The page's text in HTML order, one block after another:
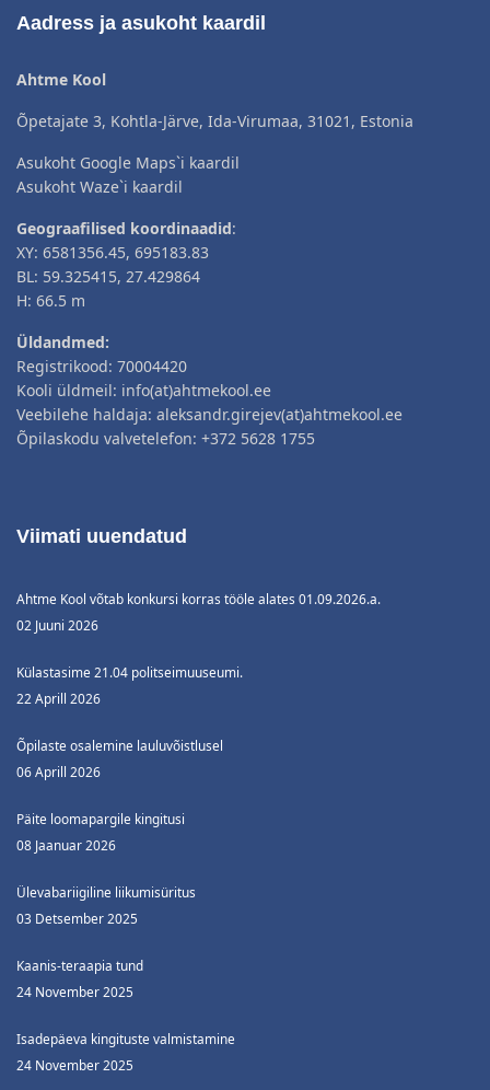
Aadress ja asukoht kaardil
Ahtme Kool
Õpetajate 3, Kohtla-Järve, Ida-Virumaa, 31021, Estonia
Asukoht Google Maps`i kaardil
Asukoht Waze`i kaardil
Geograafilised koordinaadid:
XY: 6581356.45, 695183.83
BL: 59.325415, 27.429864
H: 66.5 m
Üldandmed:
Registrikood: 70004420
Kooli üldmeil: info(at)ahtmekool.ee
Veebilehe haldaja: aleksandr.girejev(at)ahtmekool.ee
Õpilaskodu valvetelefon: +372 5628 1755
Viimati uuendatud
Ahtme Kool võtab konkursi korras tööle alates 01.09.2026.a.
02 Juuni 2026
Külastasime 21.04 politseimuuseumi.
22 Aprill 2026
Õpilaste osalemine lauluvõistlusel
06 Aprill 2026
Päite loomapargile kingitusi
08 Jaanuar 2026
Ülevabariigiline liikumisüritus
03 Detsember 2025
Kaanis-teraapia tund
24 November 2025
Isadepäeva kingituste valmistamine
24 November 2025